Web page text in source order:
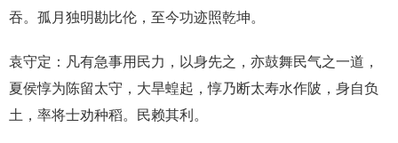
吞。孤月独明勘比伦，至今功迹照乾坤。
袁守定：凡有急事用民力，以身先之，亦鼓舞民气之一道，
夏侯惇为陈留太守，大旱蝗起，惇乃断太寿水作陂，身自负
土，率将士劝种稻。民赖其利。